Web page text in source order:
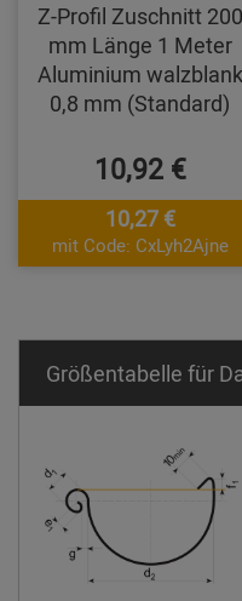
Z-Profil Zuschnitt 200
mm Länge 1 Meter
Aluminium walzblank
0,8 mm (Standard)
10,92 €
10,27 €
mit Code: CxLyh2Ajne
Größentabelle für